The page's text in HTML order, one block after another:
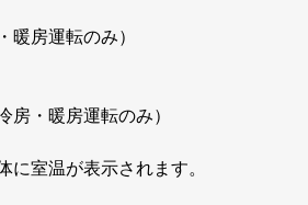
房運転のみ）
・暖房運転のみ）
室温が表示されます。